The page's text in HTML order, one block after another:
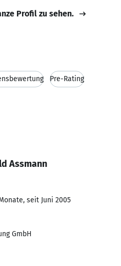
Profil zu sehen.
Pre-Rating
Assmann
seit Juni 2005
GmbH